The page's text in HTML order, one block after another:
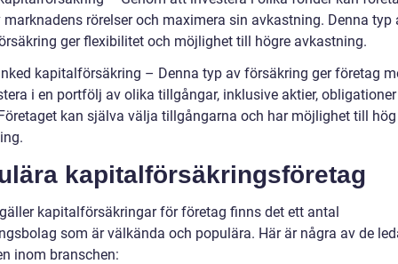
rörelser och maximera sin avkastning. Denna typ
ger flexibilitet och möjlighet till högre avkastning.
kapitalförsäkring – Denna typ av försäkring ger företag
i en portfölj av olika tillgångar, inklusive aktier,
kan själva välja tillgångarna och har möjlighet till hög
kapitalförsäkringsföretag
kapitalförsäkringar för företag finns det ett antal
som är välkända och populära. Här är några av de
inom branschen: